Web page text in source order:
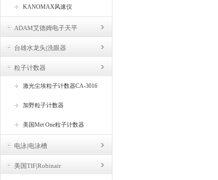
KANOMAX风速仪
ADAM艾德姆电子天平
台雄水龙头|洗眼器
粒子计数器
激光尘埃粒子计数器CA-3016
加野粒子计数器
美国Met One粒子计数器
电泳|电泳槽
美国TIF|Robinair